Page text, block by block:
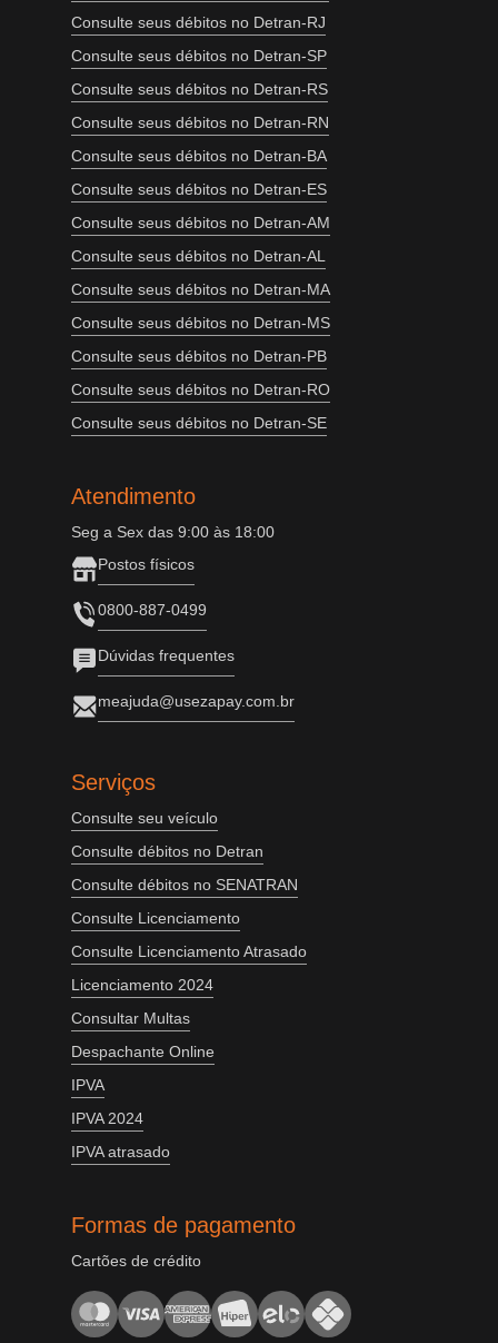
Consulte seus débitos no Detran-RJ
Consulte seus débitos no Detran-SP
Consulte seus débitos no Detran-RS
Consulte seus débitos no Detran-RN
Consulte seus débitos no Detran-BA
Consulte seus débitos no Detran-ES
Consulte seus débitos no Detran-AM
Consulte seus débitos no Detran-AL
Consulte seus débitos no Detran-MA
Consulte seus débitos no Detran-MS
Consulte seus débitos no Detran-PB
Consulte seus débitos no Detran-RO
Consulte seus débitos no Detran-SE
Atendimento
Seg a Sex das 9:00 às 18:00
Postos físicos
0800-887-0499
Dúvidas frequentes
meajuda@usezapay.com.br
Serviços
Consulte seu veículo
Consulte débitos no Detran
Consulte débitos no SENATRAN
Consulte Licenciamento
Consulte Licenciamento Atrasado
Licenciamento 2024
Consultar Multas
Despachante Online
IPVA
IPVA 2024
IPVA atrasado
Formas de pagamento
Cartões de crédito